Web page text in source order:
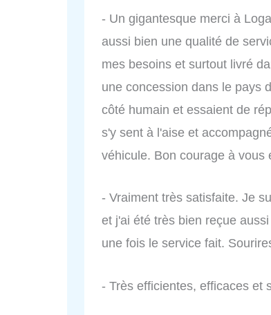
- Un gigantesque merci à
aussi bien une qualité de
mes besoins et surtout livré
une concession dans le pays
côté humain et essaient de
s'y sent à l'aise et
véhicule. Bon courage à vous
- Vraiment très satisfaite. Je
et j'ai été très bien reçue
une fois le service fait.
- Très efficientes, efficaces et